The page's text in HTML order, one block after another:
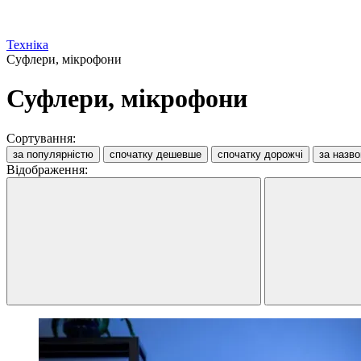
Техніка
Суфлери, мікрофони
Суфлери, мікрофони
Сортування:
за популярністю спочатку дешевше спочатку дорожчі за
Відображення: